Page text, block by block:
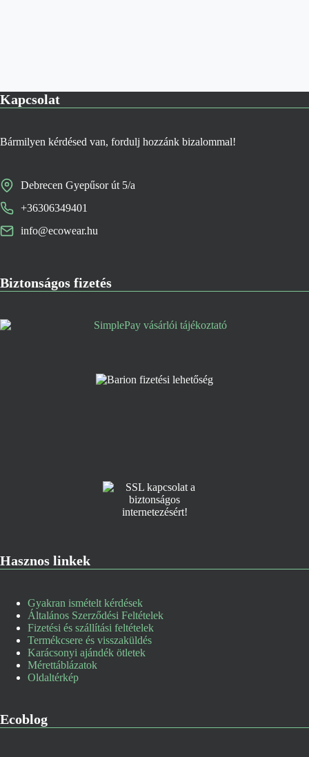
Kapcsolat
Bármilyen kérdésed van, fordulj hozzánk bizalommal!
Debrecen Gyepűsor út 5/a
+36306349401
info@ecowear.hu
Biztonságos fizetés
Hasznos linkek
Gyakran ismételt kérdések
Általános Szerződési Feltételek
Fizetési és szállítási feltételek
Termékcsere és visszaküldés
Karácsonyi ajándék ötletek
Mérettáblázatok
Oldaltérkép
Ecoblog